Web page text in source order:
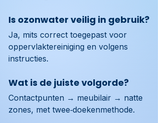
Is ozonwater veilig in gebruik?
Ja, mits correct toegepast voor
oppervlaktereiniging en volgens
instructies.
Wat is de juiste volgorde?
Contactpunten → meubilair → natte
zones, met twee‑doekenmethode.